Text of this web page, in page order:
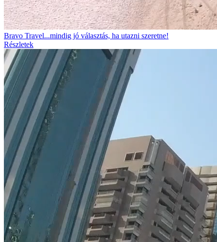
Bravo Travel...mindig jó választás, ha utazni szeretne!
Részletek